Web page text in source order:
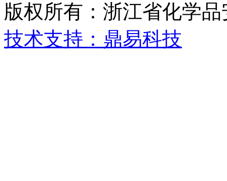
版权所有：浙江省化学
技术支持：鼎易科技